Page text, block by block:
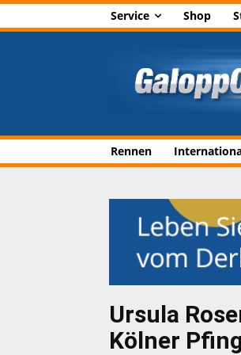
Service Shop
Rennen
Ursula
Kölner